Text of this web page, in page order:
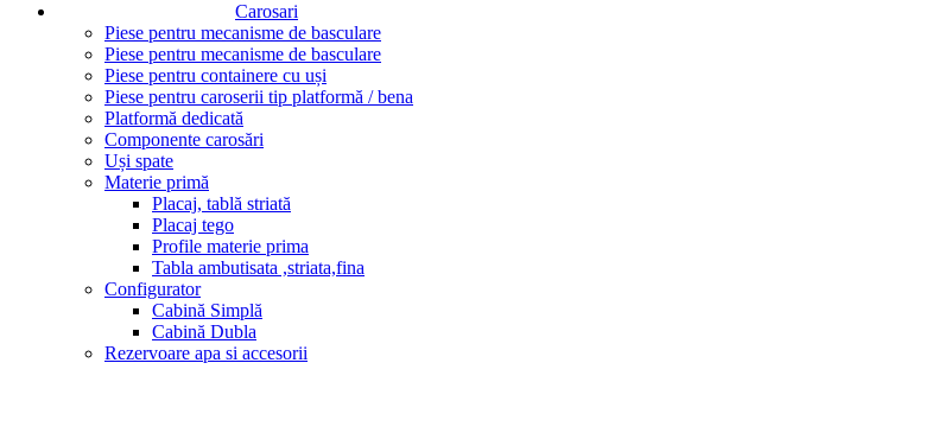
Carosari
Piese pentru mecanisme de basculare
Piese pentru mecanisme de basculare
Piese pentru containere cu uși
Piese pentru caroserii tip platformă / bena
Platformă dedicată
Componente carosări
Uși spate
Materie primă
Placaj, tablă striată
Placaj tego
Profile materie prima
Tabla ambutisata ,striata,fina
Configurator
Cabină Simplă
Cabină Dubla
Rezervoare apa si accesorii